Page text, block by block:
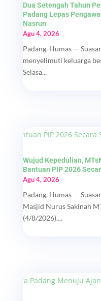
Dua Setengah Tahun
Padang Lepas
Nasrun
Agu 4, 2026
Padang, Humas —
menyelimuti keluarga
Selasa...
Wujud Kepedulian,
Bantuan PIP 2026
Agu 4, 2026
Padang, Humas —
Masjid Nurus Sakinah
(4/8/2026)....